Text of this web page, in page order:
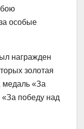
бою
особые
награжден
золотая
медаль «За
победу над